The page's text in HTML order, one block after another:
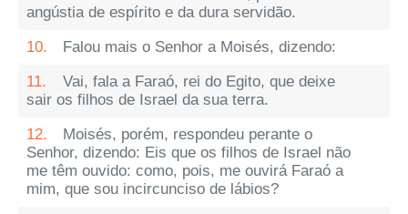
angústia de espírito e da dura servidão.
10.
Falou mais o Senhor a Moisés, dizendo:
11.
Vai, fala a Faraó, rei do Egito, que deixe
sair os filhos de Israel da sua terra.
12.
Moisés, porém, respondeu perante o
Senhor, dizendo: Eis que os filhos de Israel não
me têm ouvido: como, pois, me ouvirá Faraó a
mim, que sou incircunciso de lábios?